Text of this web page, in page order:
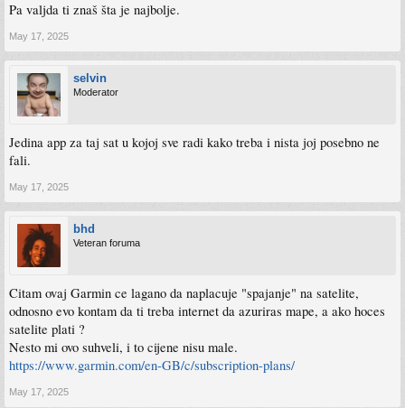
Pa valjda ti znaš šta je najbolje.
May 17, 2025
selvin
Moderator
Jedina app za taj sat u kojoj sve radi kako treba i nista joj posebno ne
fali.
May 17, 2025
bhd
Veteran foruma
Citam ovaj Garmin ce lagano da naplacuje "spajanje" na satelite,
odnosno evo kontam da ti treba internet da azuriras mape, a ako hoces
satelite plati ?
Nesto mi ovo suhveli, i to cijene nisu male.
https://www.garmin.com/en-GB/c/subscription-plans/
May 17, 2025